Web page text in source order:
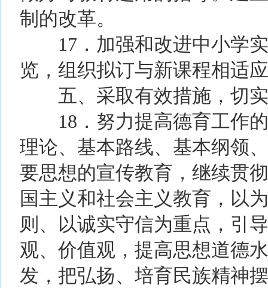
制的改革。
17．加强和改进中小学实
览，组织拟订与新课程相适
五、采取有效措施，切实
18．努力提高德育工作的
理论、基本路线、基本纲领
要思想的宣传教育，继续贯
国主义和社会主义教育，以
则、以诚实守信为重点，引
观、价值观，提高思想道德
发，把弘扬、培育民族精神